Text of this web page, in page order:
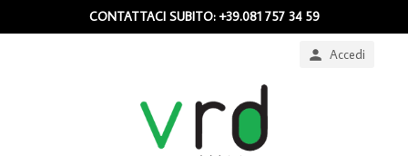
CONTATTACI SUBITO: +39.081 757 34 59
 Accedi